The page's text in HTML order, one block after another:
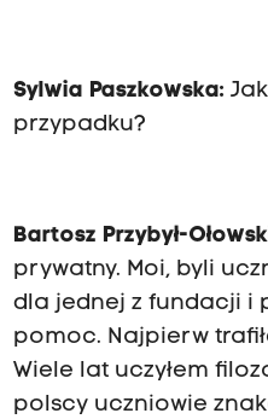
Sylwia Paszkowska:
przypadku?
Bartosz Przybył-
prywatny. Moi, byli
dla jednej z fundacji i
pomoc. Najpierw
Wiele lat uczyłem
polscy uczniowie